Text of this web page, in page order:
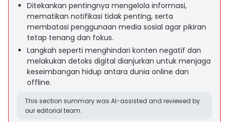
Ditekankan pentingnya mengelola informasi,
mematikan notifikasi tidak penting, serta
membatasi penggunaan media sosial agar pikiran
tetap tenang dan fokus.
Langkah seperti menghindari konten negatif dan
melakukan detoks digital dianjurkan untuk menjaga
keseimbangan hidup antara dunia online dan
offline.
This section summary was AI-assisted and reviewed by
our editorial team.